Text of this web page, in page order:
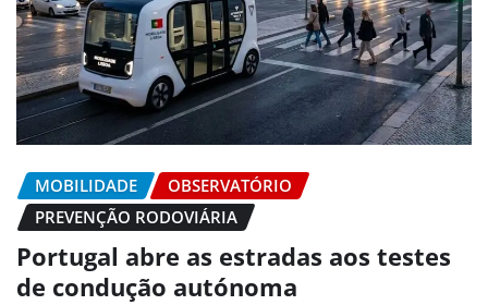
MOBILIDADE
OBSERVATÓRIO
PREVENÇÃO RODOVIÁRIA
Portugal abre as estradas aos testes
de condução autónoma